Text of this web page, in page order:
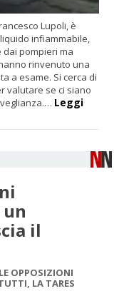
Lupoli, è
infiammabile,
pompieri ma
rinvenuto una
a esame. Si cerca di
valutare se ci siano
Leggi
il
OPPOSIZIONI
LA TARES